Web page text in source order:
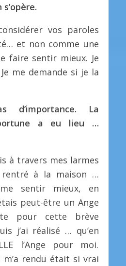
vos paroles
et non comme une
faire sentir mieux. Je
me demande si je la
d’importance.
La
a eu lieu …
à travers mes larmes
à la maison …
me sentir mieux, en
peut-être un Ange
pour cette brève
j’ai réalisé … qu’en
l’Ange pour moi.
m’a rendu était si vrai